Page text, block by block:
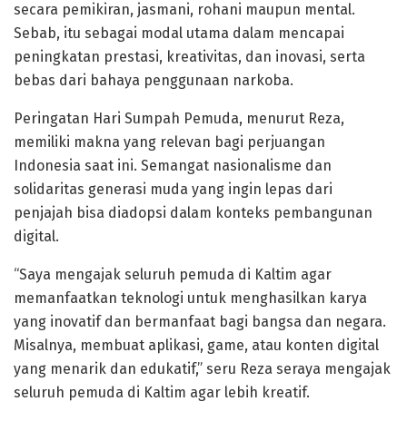
secara pemikiran, jasmani, rohani maupun mental.
Sebab, itu sebagai modal utama dalam mencapai
peningkatan prestasi, kreativitas, dan inovasi, serta
bebas dari bahaya penggunaan narkoba.
Peringatan Hari Sumpah Pemuda, menurut Reza,
memiliki makna yang relevan bagi perjuangan
Indonesia saat ini. Semangat nasionalisme dan
solidaritas generasi muda yang ingin lepas dari
penjajah bisa diadopsi dalam konteks pembangunan
digital.
“Saya mengajak seluruh pemuda di Kaltim agar
memanfaatkan teknologi untuk menghasilkan karya
yang inovatif dan bermanfaat bagi bangsa dan negara.
Misalnya, membuat aplikasi, game, atau konten digital
yang menarik dan edukatif,” seru Reza seraya mengajak
seluruh pemuda di Kaltim agar lebih kreatif.